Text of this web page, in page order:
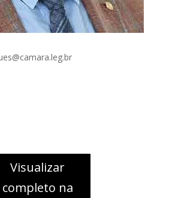
Visualizar
completo na